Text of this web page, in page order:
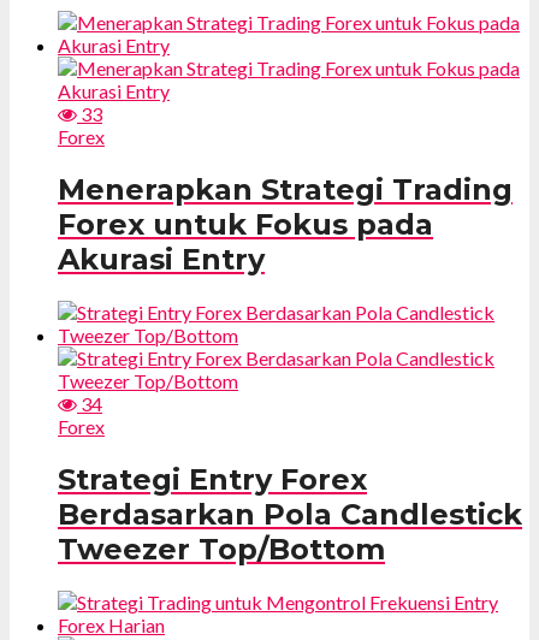
33
Forex
Menerapkan Strategi Trading
Forex untuk Fokus pada
Akurasi Entry
34
Forex
Strategi Entry Forex
Berdasarkan Pola Candlestick
Tweezer Top/Bottom